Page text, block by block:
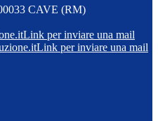
CAVE (RM)
Link per inviare una mail
Link per inviare una mail